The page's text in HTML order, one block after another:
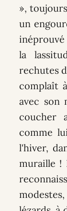
»,
un
la
rechutes
complaît
avec son
coucher
comme
l'hiver,
muraille !